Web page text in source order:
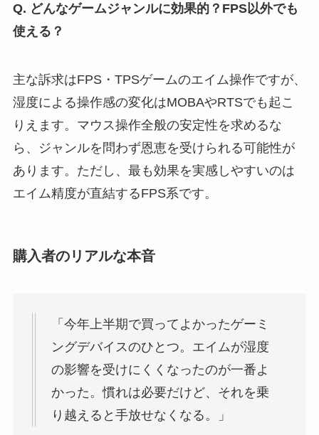
Q. どんなゲームジャンルに効果的？FPS以外でも
使える？
主な訴求はFPS・TPSゲームのエイム操作ですが、
湿度による操作感の変化はMOBAやRTSでも起こ
りえます。マウス操作全般の安定性を求めるな
ら、ジャンルを問わず恩恵を受けられる可能性が
あります。ただし、最も効果を実感しやすいのは
エイム精度が直結するFPS系です。
購入者のリアルな本音
「今年上半期で買ってよかったゲーミ
ングデバイスのひとつ。エイムが湿度
の影響を受けにくくなったのが一番よ
かった。慣れは必要だけど、それを乗
り越えると手放せなくなる。」